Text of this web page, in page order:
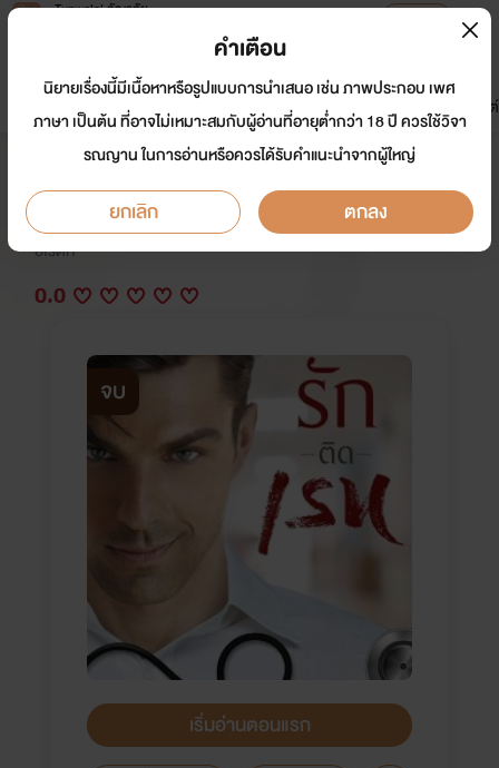
Tunwalai ธัญวลัย
หน้าแรก นิยาย อีบุ๊ก การ์ตูน
มาใหม่
ดรีมแชท ธัญลิสต์
รักติดเรท
นักเขียน: ณิการ์
อีโรติก
0.0
จบ
เริ่มอ่านตอนแรก
คำเตือน
นิยายเรื่องนี้มีเนื้อหาหรือรูปแบบการนำเสนอ เช่น ภาพประกอบ เพศ
ภาษา เป็นต้น ที่อาจไม่เหมาะสมกับผู้อ่านที่อายุต่ำกว่า 18 ปี ควรใช้วิจา
รณญาน ในการอ่านหรือควรได้รับคำแนะนำจากผู้ใหญ่
ยกเลิก ตกลง